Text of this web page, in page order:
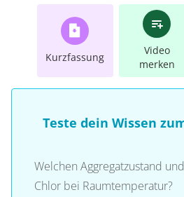
Kurzfassung
Video
merken
Teste dein Wissen
Welchen Aggregatzustand
Chlor bei Raumtemperatur?